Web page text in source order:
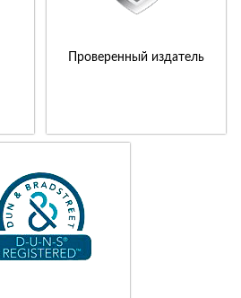
Проверенный издатель